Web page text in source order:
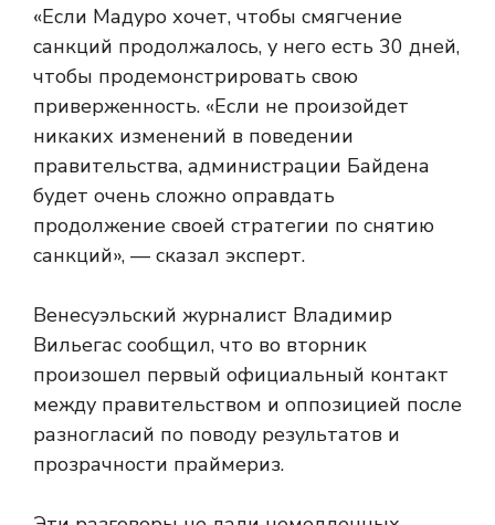
«Если Мадуро хочет, чтобы смягчение
санкций продолжалось, у него есть 30 дней,
чтобы продемонстрировать свою
приверженность. «Если не произойдет
никаких изменений в поведении
правительства, администрации Байдена
будет очень сложно оправдать
продолжение своей стратегии по снятию
санкций», — сказал эксперт.
Венесуэльский журналист Владимир
Вильегас сообщил, что во вторник
произошел первый официальный контакт
между правительством и оппозицией после
разногласий по поводу результатов и
прозрачности праймериз.